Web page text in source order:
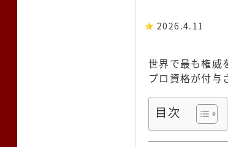
2026.4.11
世界で最も権威
プロ資格が付与
目次